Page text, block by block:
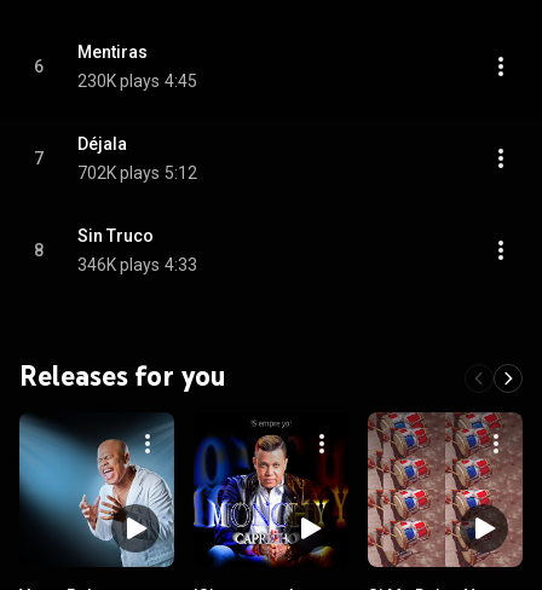
6
Mentiras
230K plays 4:45
7
Déjala
702K plays 5:12
8
Sin Truco
346K plays 4:33
Releases for you